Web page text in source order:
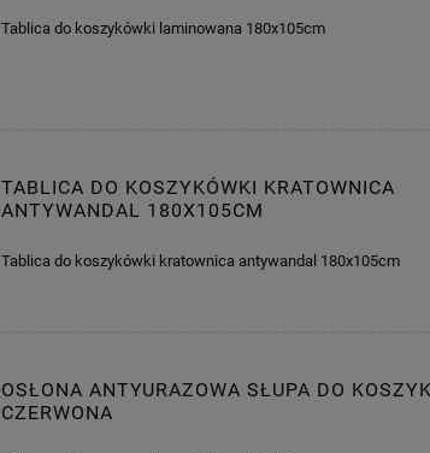
Tablica do koszykówki laminowana 180x105cm
TABLICA DO KOSZYKÓWKI KRATOWNICA
ANTYWANDAL 180X105CM
Tablica do koszykówki kratownica antywandal 180x105cm
OSŁONA ANTYURAZOWA SŁUPA DO
CZERWONA